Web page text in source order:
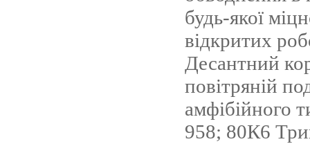
будь-якої
відкритих
Десантний
повітряній
амфібійного
958; 80К6